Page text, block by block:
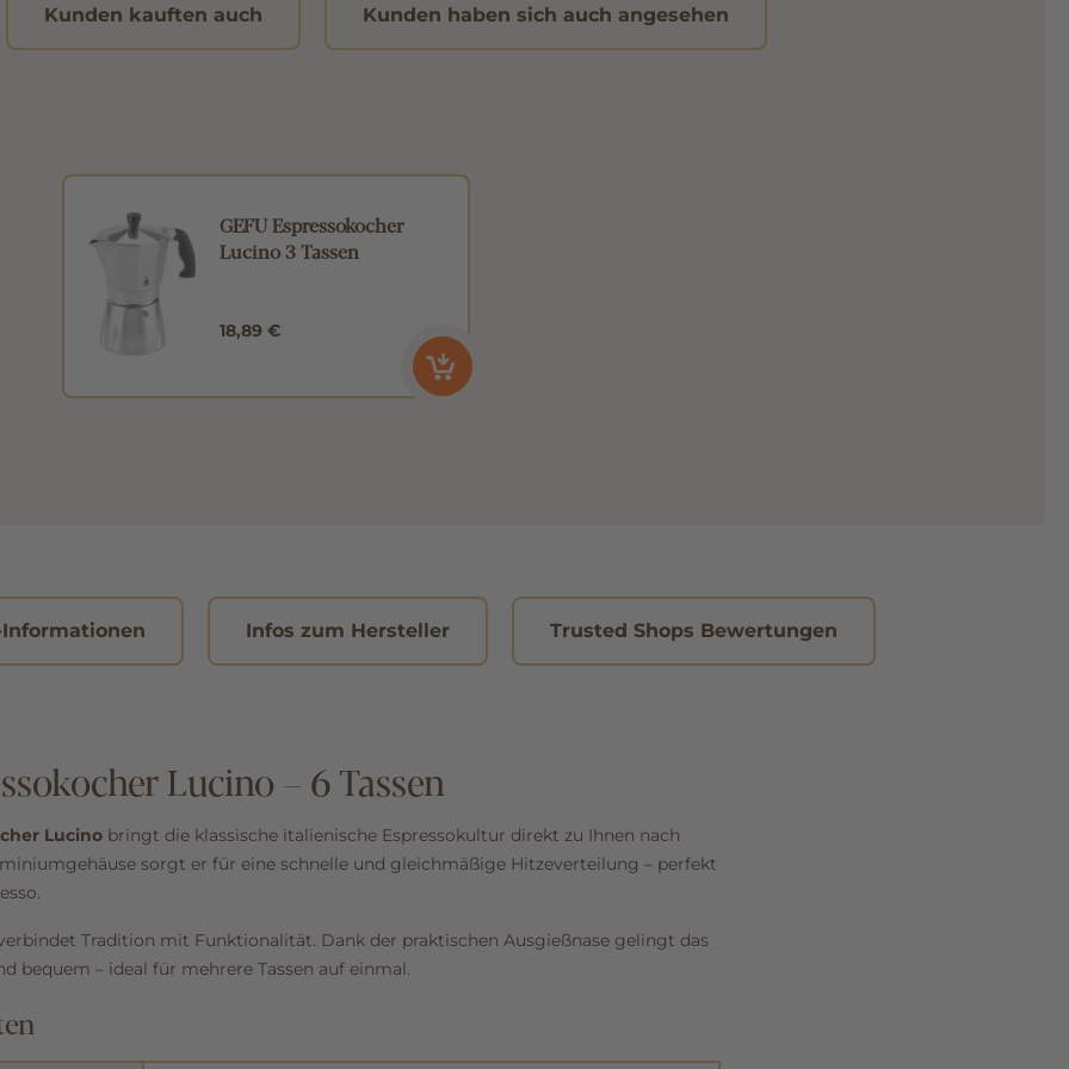
Kunden kauften auch Kunden haben sich auch angesehen
GEFU Espressokocher
Lucino 3 Tassen
18,89 €
Infos zum Hersteller Trusted Shops Bewertungen
Lucino – 6 Tassen
Lucino bringt die klassische italienische Espressokultur direkt zu Ihnen nach
sorgt er für eine schnelle und gleichmäßige Hitzeverteilung – perfekt
Tradition mit Funktionalität. Dank der praktischen Ausgießnase gelingt das
bequem – ideal für mehrere Tassen auf einmal.